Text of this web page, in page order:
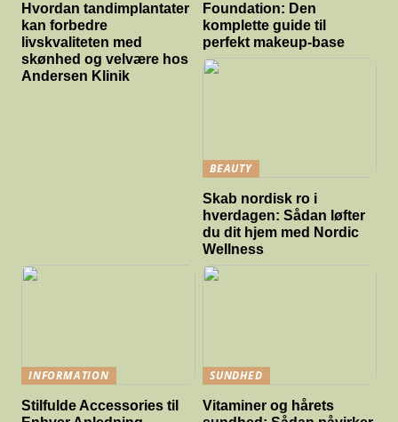
Hvordan tandimplantater
kan forbedre
livskvaliteten med
skønhed og velvære hos
Andersen Klinik
Foundation: Den
komplette guide til
perfekt makeup-base
BEAUTY
Skab nordisk ro i
hverdagen: Sådan løfter
du dit hjem med Nordic
Wellness
INFORMATION
Stilfulde Accessories til
SUNDHED
Vitaminer og hårets